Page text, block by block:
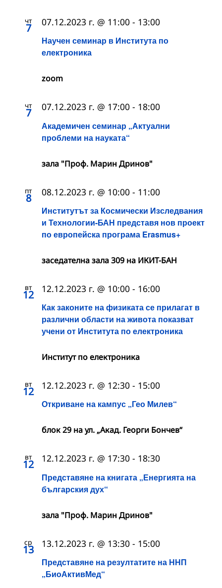
чт
7
Научен семинар в Института по
електроника
07.12.2023 г. @ 11:00 - 13:00
zoom
чт
7
Академичен семинар „Актуални
проблеми на науката“
07.12.2023 г. @ 17:00 - 18:00
зала "Проф. Марин Дринов"
пт
8
Институтът за Космически Изследвания
и Технологии-БАН представя нов проект
по европейска програма Erasmus+
08.12.2023 г. @ 10:00 - 11:00
заседателна зала 309 на ИКИТ-БАН
вт
12
Как законите на физиката се прилагат в
различни области на живота показват
учени от Института по електроника
12.12.2023 г. @ 10:00 - 16:00
Институт по електроника
вт
12
Откриване на кампус „Гео Милев“
12.12.2023 г. @ 12:30 - 15:00
блок 29 на ул. „Акад. Георги Бончев“
вт
12
Представяне на книгата „Енергията на
българския дух“
12.12.2023 г. @ 17:30 - 18:30
зала "Проф. Марин Дринов"
ср
13
Представяне на резултатите на ННП
„БиоАктивМед“
13.12.2023 г. @ 13:30 - 15:00